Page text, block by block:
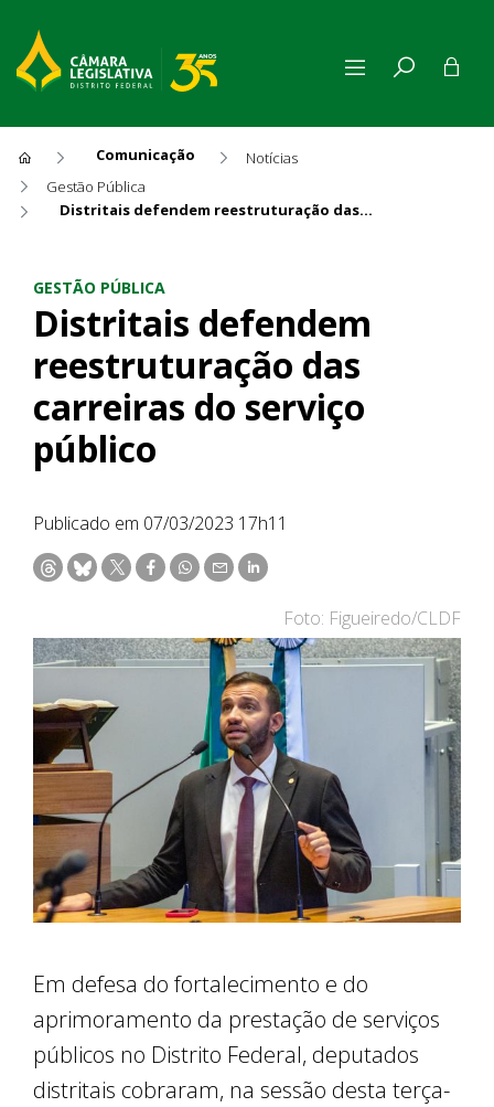
Comunicação
Notícias
Gestão Pública
Distritais defendem reestruturação das carreiras do serviço público
GESTÃO PÚBLICA
Distritais defendem
reestruturação das
carreiras do serviço
público
Publicado em 07/03/2023 17h11
Foto: Figueiredo/CLDF
Em defesa do fortalecimento e do
aprimoramento da prestação de serviços
públicos no Distrito Federal, deputados
distritais cobraram, na sessão desta terça-